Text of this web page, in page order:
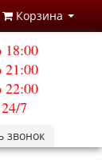
Корзина
18:00
21:00
22:00
7
звонок